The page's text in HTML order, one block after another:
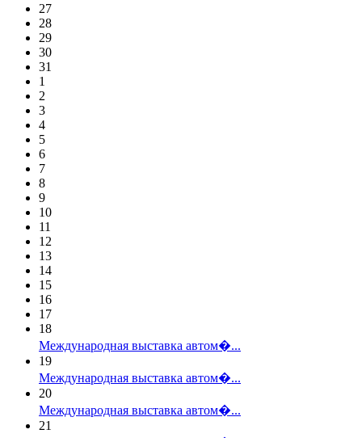
27
28
29
30
31
1
2
3
4
5
6
7
8
9
10
11
12
13
14
15
16
17
18
Международная выставка автом�...
19
Международная выставка автом�...
20
Международная выставка автом�...
21